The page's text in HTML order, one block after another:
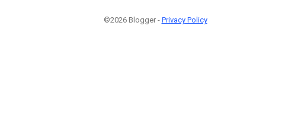
©2026 Blogger - Privacy Policy